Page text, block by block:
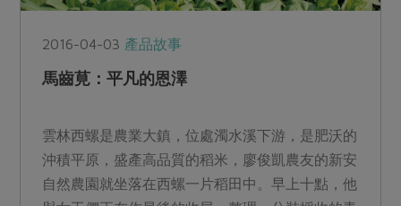
2016-04-03 產品故事
馬齒莧：平凡的恩澤
雲林西螺是農業大鎮，位處濁水溪下游，是肥沃的
沖積平原，盛產高品質的稻米，廖俊凱農友的新安
自然農園就坐落在西螺一片稻田中。早上十點，他